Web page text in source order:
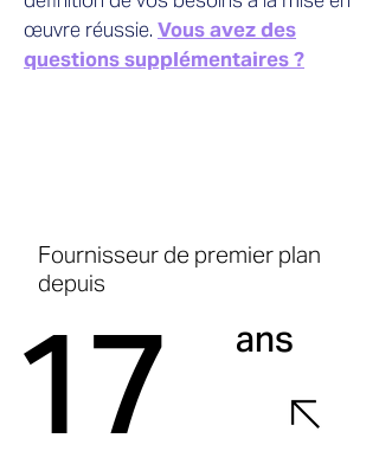
œuvre réussie. Vous avez des
questions supplémentaires ?
Fournisseur de premier plan
depuis
17 ans